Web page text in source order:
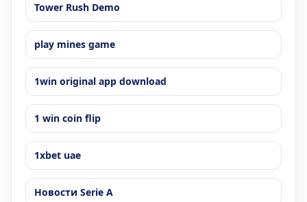
Tower Rush Demo
play mines game
1win original app download
1 win coin flip
1xbet uae
Новости Serie A